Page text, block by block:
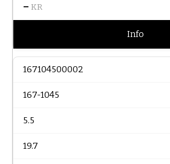
– KR
Info
167104500002
167-1045
5.5
19.7